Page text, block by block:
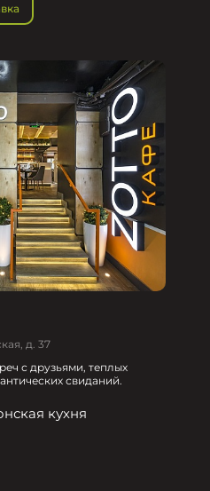
д. 37
с друзьями, теплых
свиданий.
кухня